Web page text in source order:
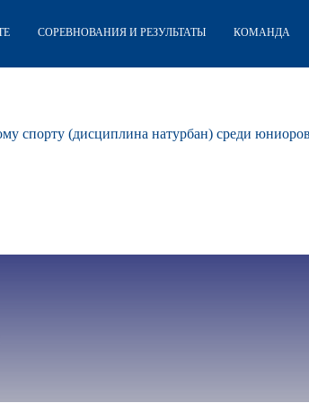
СОРЕВНОВАНИЯ И РЕЗУЛЬТАТЫ КОМАНДА
спорту (дисциплина натурбан) среди